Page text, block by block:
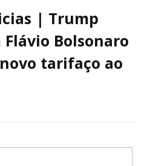
| Trump
Bolsonaro
tarifaço ao